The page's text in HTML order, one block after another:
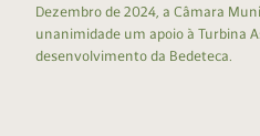
Dezembro de 2024, a Câmara
unanimidade um apoio à Turbina
desenvolvimento da Bedeteca.